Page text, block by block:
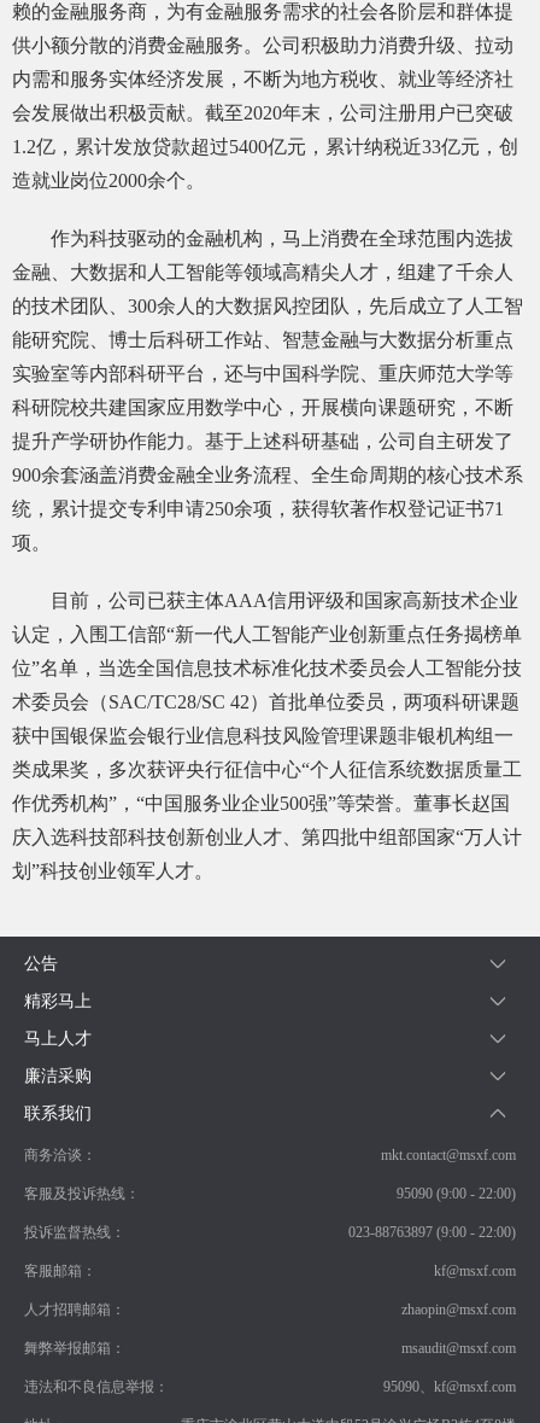
采
购
告
AIF
联
见
在
线
咨
赖的金融服务商，为有金融服务需求的社会各阶层和群体提
供小额分散的消费金融服务。公司积极助力消费升级、拉动
内需和服务实体经济发展，不断为地方税收、就业等经济社
会发展做出积极贡献。截至2020年末，公司注册用户已突破
1.2亿，累计发放贷款超过5400亿元，累计纳税近33亿元，创
造就业岗位2000余个。
作为科技驱动的金融机构，马上消费在全球范围内选拔
金融、大数据和人工智能等领域高精尖人才，组建了千余人
的技术团队、300余人的大数据风控团队，先后成立了人工智
能研究院、博士后科研工作站、智慧金融与大数据分析重点
实验室等内部科研平台，还与中国科学院、重庆师范大学等
科研院校共建国家应用数学中心，开展横向课题研究，不断
提升产学研协作能力。基于上述科研基础，公司自主研发了
900余套涵盖消费金融全业务流程、全生命周期的核心技术系
统，累计提交专利申请250余项，获得软著作权登记证书71
项。
目前，公司已获主体AAA信用评级和国家高新技术企业
认定，入围工信部“新一代人工智能产业创新重点任务揭榜单
位”名单，当选全国信息技术标准化技术委员会人工智能分技
术委员会（SAC/TC28/SC 42）首批单位委员，两项科研课题
获中国银保监会银行业信息科技风险管理课题非银机构组一
类成果奖，多次获评央行征信中心“个人征信系统数据质量工
作优秀机构”，“中国服务业企业500强”等荣誉。董事长赵国
庆入选科技部科技创新创业人才、第四批中组部国家“万人计
划”科技创业领军人才。
公告
精彩马上
马上人才
廉洁采购
联系我们
商务洽谈： mkt.contact@msxf.com
客服及投诉热线： 95090 (9:00 - 22:00)
投诉监督热线： 023-88763897 (9:00 - 22:00)
客服邮箱： kf@msxf.com
人才招聘邮箱： zhaopin@msxf.com
舞弊举报邮箱： msaudit@msxf.com
违法和不良信息举报： 95090、kf@msxf.com